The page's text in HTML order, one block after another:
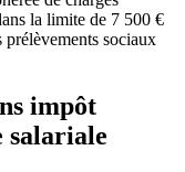
la limite de 7 500 €
prélèvements sociaux
impôt
salariale